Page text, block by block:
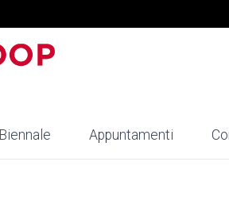
Biennale Appuntamenti